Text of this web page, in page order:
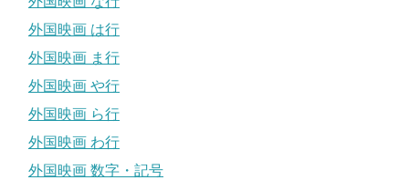
外国映画 は行
外国映画 ま行
外国映画 や行
外国映画 ら行
外国映画 わ行
外国映画 数字・記号